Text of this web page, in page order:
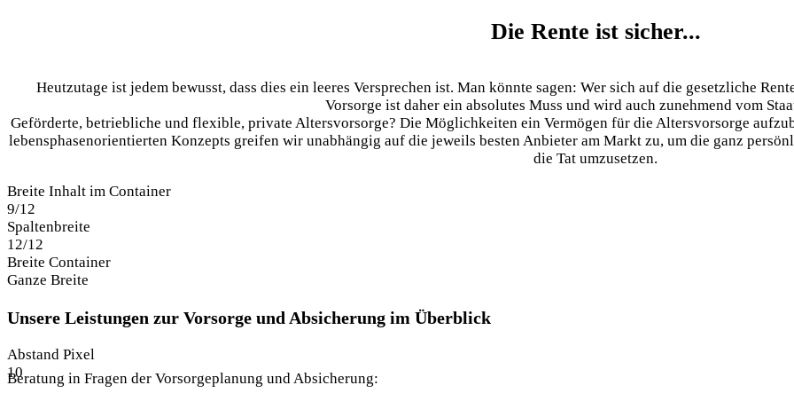
Die Rente ist sicher...
Heutzutage ist jedem bewusst, dass dies ein leeres Versprechen ist. Man könnte sagen: Wer sich auf die gesetzliche
Vorsorge ist daher ein absolutes Muss und wird auch zunehmend vom
Geförderte, betriebliche und flexible, private Altersvorsorge? Die Möglichkeiten ein Vermögen für die Altersvorsorge
lebensphasenorientierten Konzepts greifen wir unabhängig auf die jeweils besten Anbieter am Markt zu, um die ganz
die Tat umzusetzen.
Breite Inhalt im Container
9/12
Spaltenbreite
12/12
Breite Container
Ganze Breite
Unsere Leistungen zur Vorsorge und Absicherung im Überblick
Abstand Pixel
10
Beratung in Fragen der Vorsorgeplanung und Absicherung: